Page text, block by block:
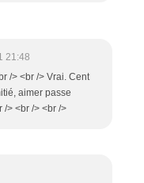
21:48
/> <br /> Vrai. Cent
aimer passe
/> <br /> <br />